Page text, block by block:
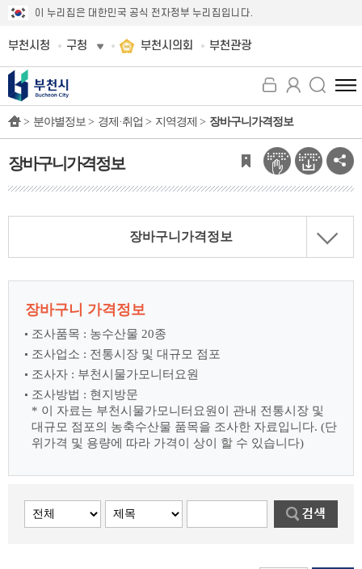
이 누리집은 대한민국 공식 전자정부 누리집입니다.
부천시청 구청 부천시의회 부천관광
전
체
뉴
보
기
> 분야별정보 > 경제·취업 > 지역경제 > 장바구니가격정보
장바구니가격정보
장바구니가격정보
장바구니 가격정보
조사품목 : 농수산물 20종
조사업소 : 전통시장 및 대규모 점포
조사자 : 부천시물가모니터요원
조사방법 : 현지방문
* 이 자료는 부천시물가모니터요원이 관내 전통시장 및
대규모 점포의 농축수산물 품목을 조사한 자료입니다. (단
위가격 및 용량에 따라 가격이 상이 할 수 있습니다)